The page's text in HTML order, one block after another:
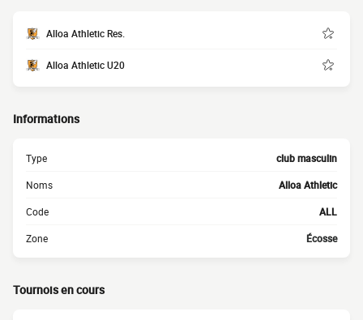
Alloa Athletic Res.
Alloa Athletic U20
Informations
Type club masculin
Noms Alloa Athletic
Code ALL
Zone Écosse
Tournois en cours